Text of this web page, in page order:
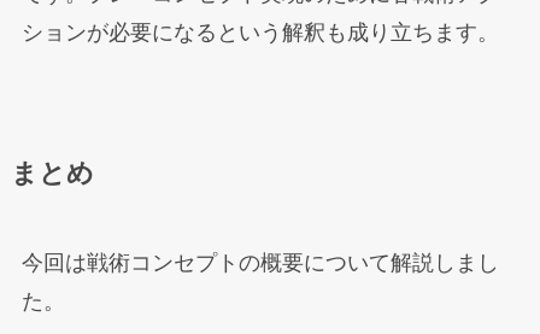
ションが必要になるという解釈も成り立ちます。
まとめ
今回は戦術コンセプトの概要について解説しまし
た。